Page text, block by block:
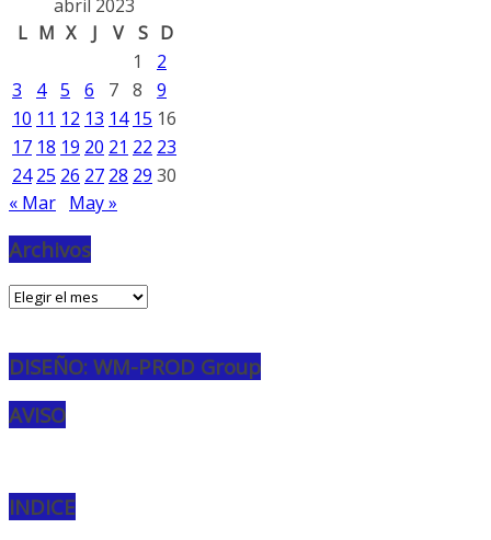
abril 2023
L M X J V S D
1
2
3
4 5 6 7 8
9
10 11 12 13 14 15 16
17 18 19 20 21 22 23
24 25 26 27 28 29 30
« Mar May »
Archivos
Archivos
DISEÑO: WM-PROD Group
AVISO
INDICE